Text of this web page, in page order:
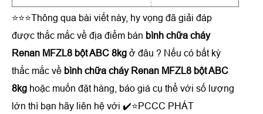
⭐⭐⭐Thông qua bài viết này, hy vọng đã giải đáp
được thắc mắc về địa điểm bán bình chữa cháy
Renan MFZL8 bột ABC 8kg ở đâu ? Nếu có bất kỳ
thắc mắc về bình chữa cháy Renan MFZL8 bột ABC
8kg hoặc muốn đặt hàng, báo giá cụ thể với số lượng
lớn thì bạn hãy liên hệ với ✔️⭐PCCC PHÁT